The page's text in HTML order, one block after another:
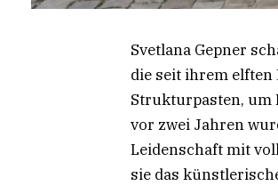
Svetlana Gepner
die seit ihrem elften
Strukturpasten, um
vor zwei Jahren
Leidenschaft mit
sie das